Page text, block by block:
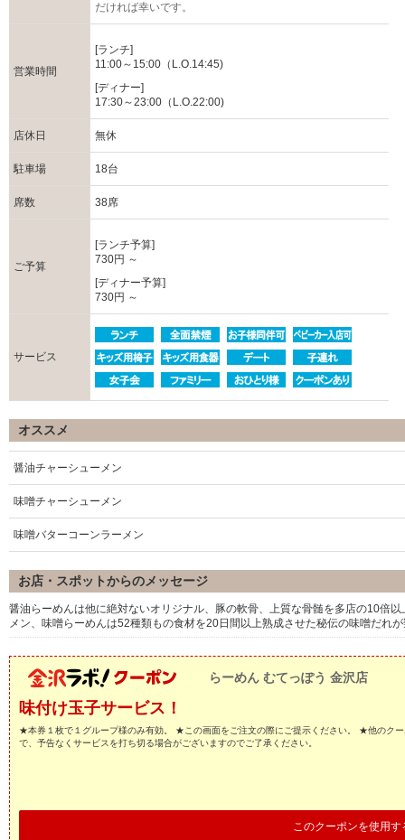
だければ幸いです。
営業時間
[ランチ]
11:00～15:00（L.O.14:45)
[ディナー]
17:30～23:00（L.O.22:00)
店休日 無休
駐車場 18台
席数 38席
ご予算
[ランチ予算]
730円 ～
[ディナー予算]
730円 ～
サービス
オススメ
醤油チャーシューメン
味噌チャーシューメン
味噌バターコーンラーメン
お店・スポットからのメッセージ
醤油らーめんは他に絶対ないオリジナル、豚の軟骨、上質な骨髄を多店の10倍
メン、味噌らーめんは52種類もの食材を20日間以上熟成させた秘伝の味噌だれ
らーめん むてっぽう 金沢店
味付け玉子サービス！
★本券１枚で１グループ様のみ有効。 ★この画面をご注文の際にご提示ください。 ★他のク
で、予告なくサービスを打ち切る場合がございますのでご了承ください。
このクーポンを使用す